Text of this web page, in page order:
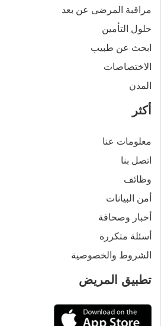
مراقبة المرضى عن بعد
حلول التأمين
ابحث عن طبيب
الاختصاصات
المدن
أكثر
معلومات عنا
اتصل بنا
وظائف
أمن البيانات
أخبار وصحافة
أسئلة متكررة
الشروط والخصوصية
تطبيق المريض